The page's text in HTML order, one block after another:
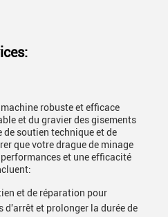
machine robuste et efficace
et du gravier des gisements
soutien technique et de
que votre drague de minage
et une efficacité
et de réparation pour
d'arrêt et prolonger la durée de